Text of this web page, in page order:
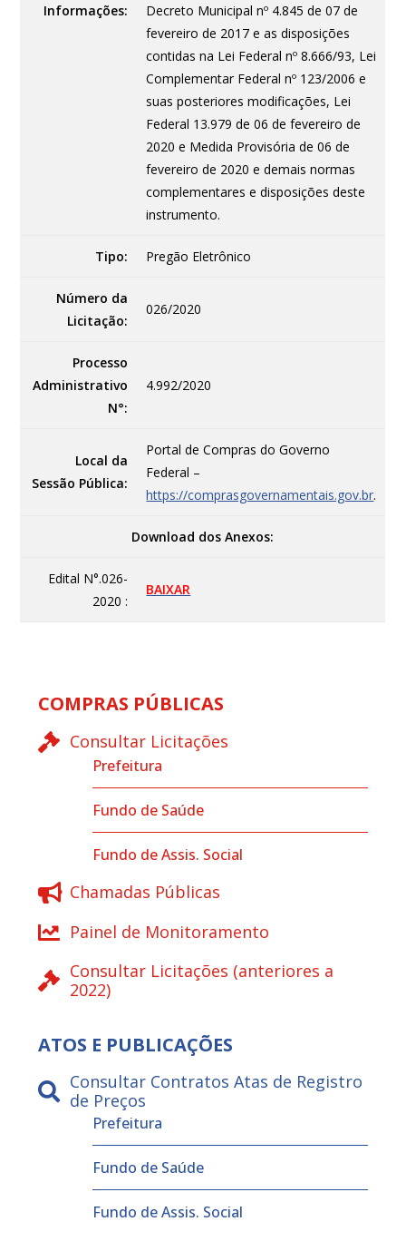
Informações:
Decreto Municipal nº 4.845 de 07 de
fevereiro de 2017 e as disposições
contidas na Lei Federal nº 8.666/93, Lei
Complementar Federal nº 123/2006 e
suas posteriores modificações, Lei
Federal 13.979 de 06 de fevereiro de
2020 e Medida Provisória de 06 de
fevereiro de 2020 e demais normas
complementares e disposições deste
instrumento.
Tipo: Pregão Eletrônico
Número da
Licitação:
026/2020
Processo
Administrativo
N°:
4.992/2020
Local da
Sessão Pública:
Portal de Compras do Governo
Federal –
https://comprasgovernamentais.gov.br.
Download dos Anexos:
Edital N°.026-
2020 :
BAIXAR
COMPRAS PÚBLICAS
Consultar Licitações
Prefeitura
Fundo de Saúde
Fundo de Assis. Social
Chamadas Públicas
Painel de Monitoramento
Consultar Licitações (anteriores a
2022)
ATOS E PUBLICAÇÕES
Consultar Contratos Atas de Registro
de Preços
Prefeitura
Fundo de Saúde
Fundo de Assis. Social